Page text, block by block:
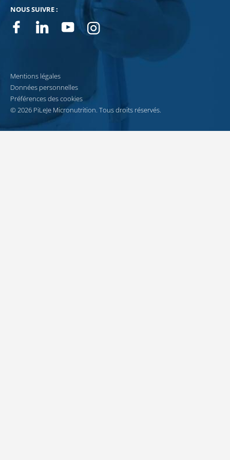
NOUS SUIVRE :
Facebook
Linkedin
YoutubeInstagram
Mentions légales
Données personnelles
Préférences des cookies
© 2026 PiLeJe Micronutrition. Tous droits réservés.
Recevez notre newsletter